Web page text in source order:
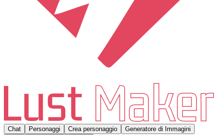
Chat Personaggi Crea personaggio
Generatore di Immagini